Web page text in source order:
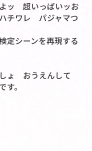
ッ 超いっぱいッお
チワレ パジャマつ
定シーンを再現する
ょ おうえんして
。